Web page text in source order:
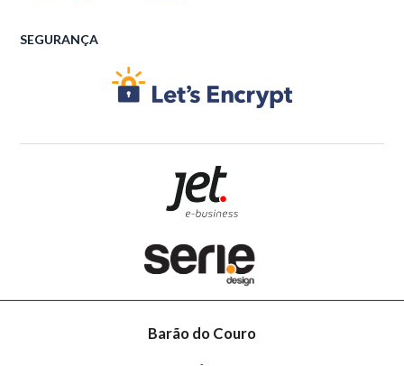
SEGURANÇA
Barão do Couro
-